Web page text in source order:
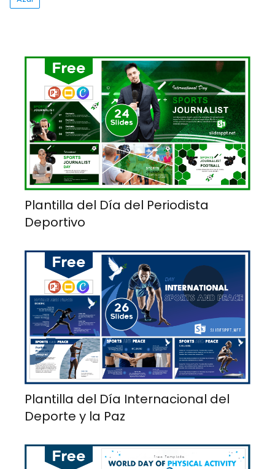
Plantilla del Día del Periodista
Deportivo
Plantilla del Día Internacional del
Deporte y la Paz